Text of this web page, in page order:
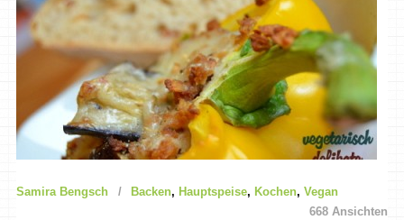
Samira Bengsch Backen, Hauptspeise, Kochen, Vegan
668 Ansichten